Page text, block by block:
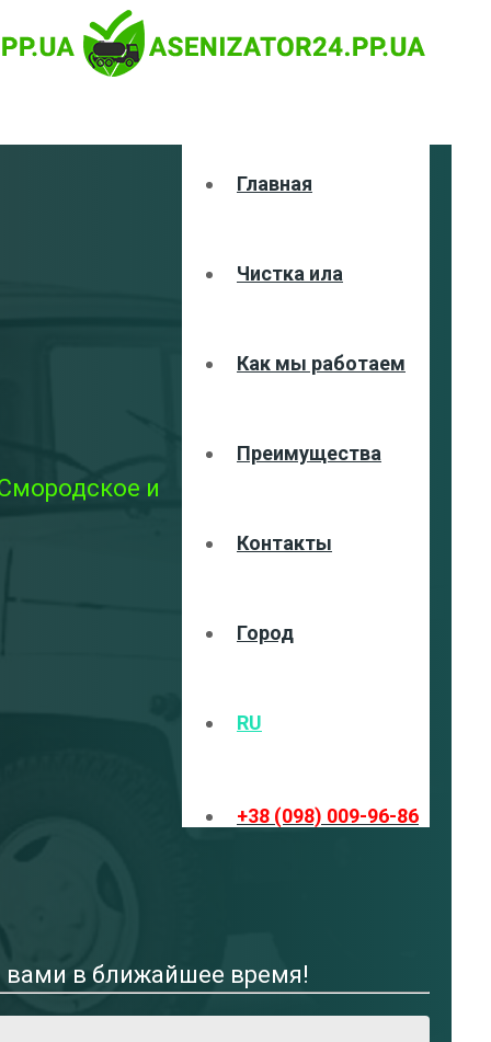
Главная
Чистка ила
Как мы работаем
Преимущества
Контакты
Город
RU
+38 (098) 009-96-86
и
вами в ближайшее время!